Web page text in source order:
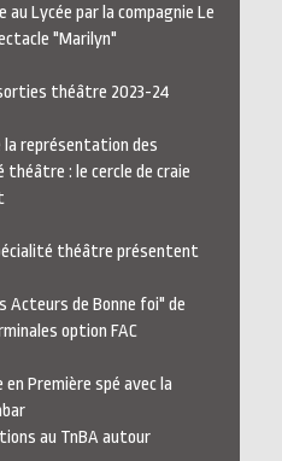
Lycée par la compagnie Le
"Marilyn"
théâtre 2023-24
la représentation des
théâtre : le cercle de craie
théâtre présentent
Acteurs de Bonne foi" de
option FAC
Première spé avec la
au TnBA autour